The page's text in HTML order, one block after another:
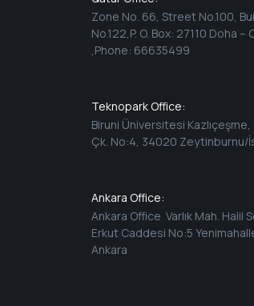
Zone No. 66, Street No.100,
No.122,P. O. Box: 27110 Doha –
,Phone: 66635499
Teknopark Office:
Biruni Üniversitesi Kazlıçeşme,
Çk. No:4, 34020 Zeytinburnu/
Ankara Office:
Ankara Office Varlık Mah. Halil
Erkut Caddesi No:5
Ankara